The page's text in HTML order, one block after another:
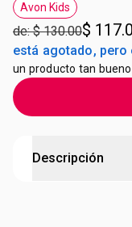
Etiqueta Avon Kids
Avon Kids
de: $ 130.00$
está agotado,
un producto tan
Descripción